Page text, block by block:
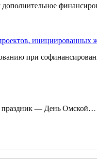
инициированных
при
праздник — День Омской…